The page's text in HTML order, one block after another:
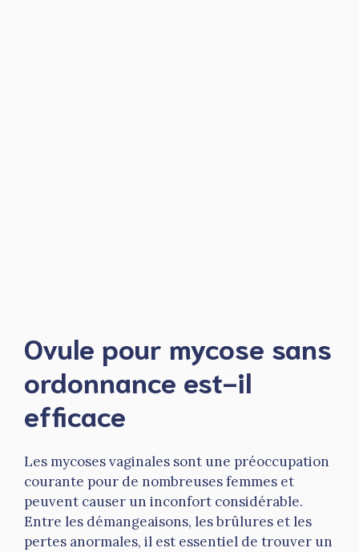
Ovule pour mycose sans
ordonnance est-il
efficace
Les mycoses vaginales sont une préoccupation
courante pour de nombreuses femmes et
peuvent causer un inconfort considérable.
Entre les démangeaisons, les brûlures et les
pertes anormales, il est essentiel de trouver un